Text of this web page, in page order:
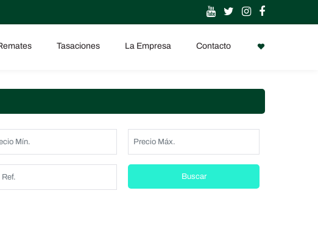
Tasaciones La Empresa Contacto
Buscar